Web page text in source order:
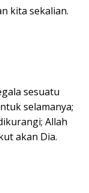
kita sekalian.
sesuatu
selamanya;
Allah
akan Dia.